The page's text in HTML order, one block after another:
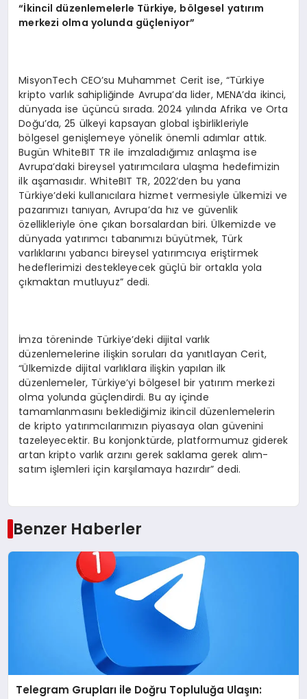
“İkincil düzenlemelerle Türkiye, bölgesel yatırım
merkezi olma yolunda güçleniyor”
MisyonTech CEO’su Muhammet Cerit ise, “Türkiye
kripto varlık sahipliğinde Avrupa’da lider, MENA’da ikinci,
dünyada ise üçüncü sırada. 2024 yılında Afrika ve Orta
Doğu’da, 25 ülkeyi kapsayan global işbirlikleriyle
bölgesel genişlemeye yönelik önemli adımlar attık.
Bugün WhiteBIT TR ile imzaladığımız anlaşma ise
Avrupa’daki bireysel yatırımcılara ulaşma hedefimizin
ilk aşamasıdır. WhiteBIT TR, 2022’den bu yana
Türkiye’deki kullanıcılara hizmet vermesiyle ülkemizi ve
pazarımızı tanıyan, Avrupa’da hız ve güvenlik
özellikleriyle öne çıkan borsalardan biri. Ülkemizde ve
dünyada yatırımcı tabanımızı büyütmek, Türk
varlıklarını yabancı bireysel yatırımcıya eriştirmek
hedeflerimizi destekleyecek güçlü bir ortakla yola
çıkmaktan mutluyuz” dedi.
İmza töreninde Türkiye’deki dijital varlık
düzenlemelerine ilişkin soruları da yanıtlayan Cerit,
“Ülkemizde dijital varlıklara ilişkin yapılan ilk
düzenlemeler, Türkiye’yi bölgesel bir yatırım merkezi
olma yolunda güçlendirdi. Bu ay içinde
tamamlanmasını beklediğimiz ikincil düzenlemelerin
de kripto yatırımcılarımızın piyasaya olan güvenini
tazeleyecektir. Bu konjonktürde, platformumuz giderek
artan kripto varlık arzını gerek saklama gerek alım-
satım işlemleri için karşılamaya hazırdır” dedi.
Benzer Haberler
Telegram Grupları ile Doğru Topluluğa Ulaşın: